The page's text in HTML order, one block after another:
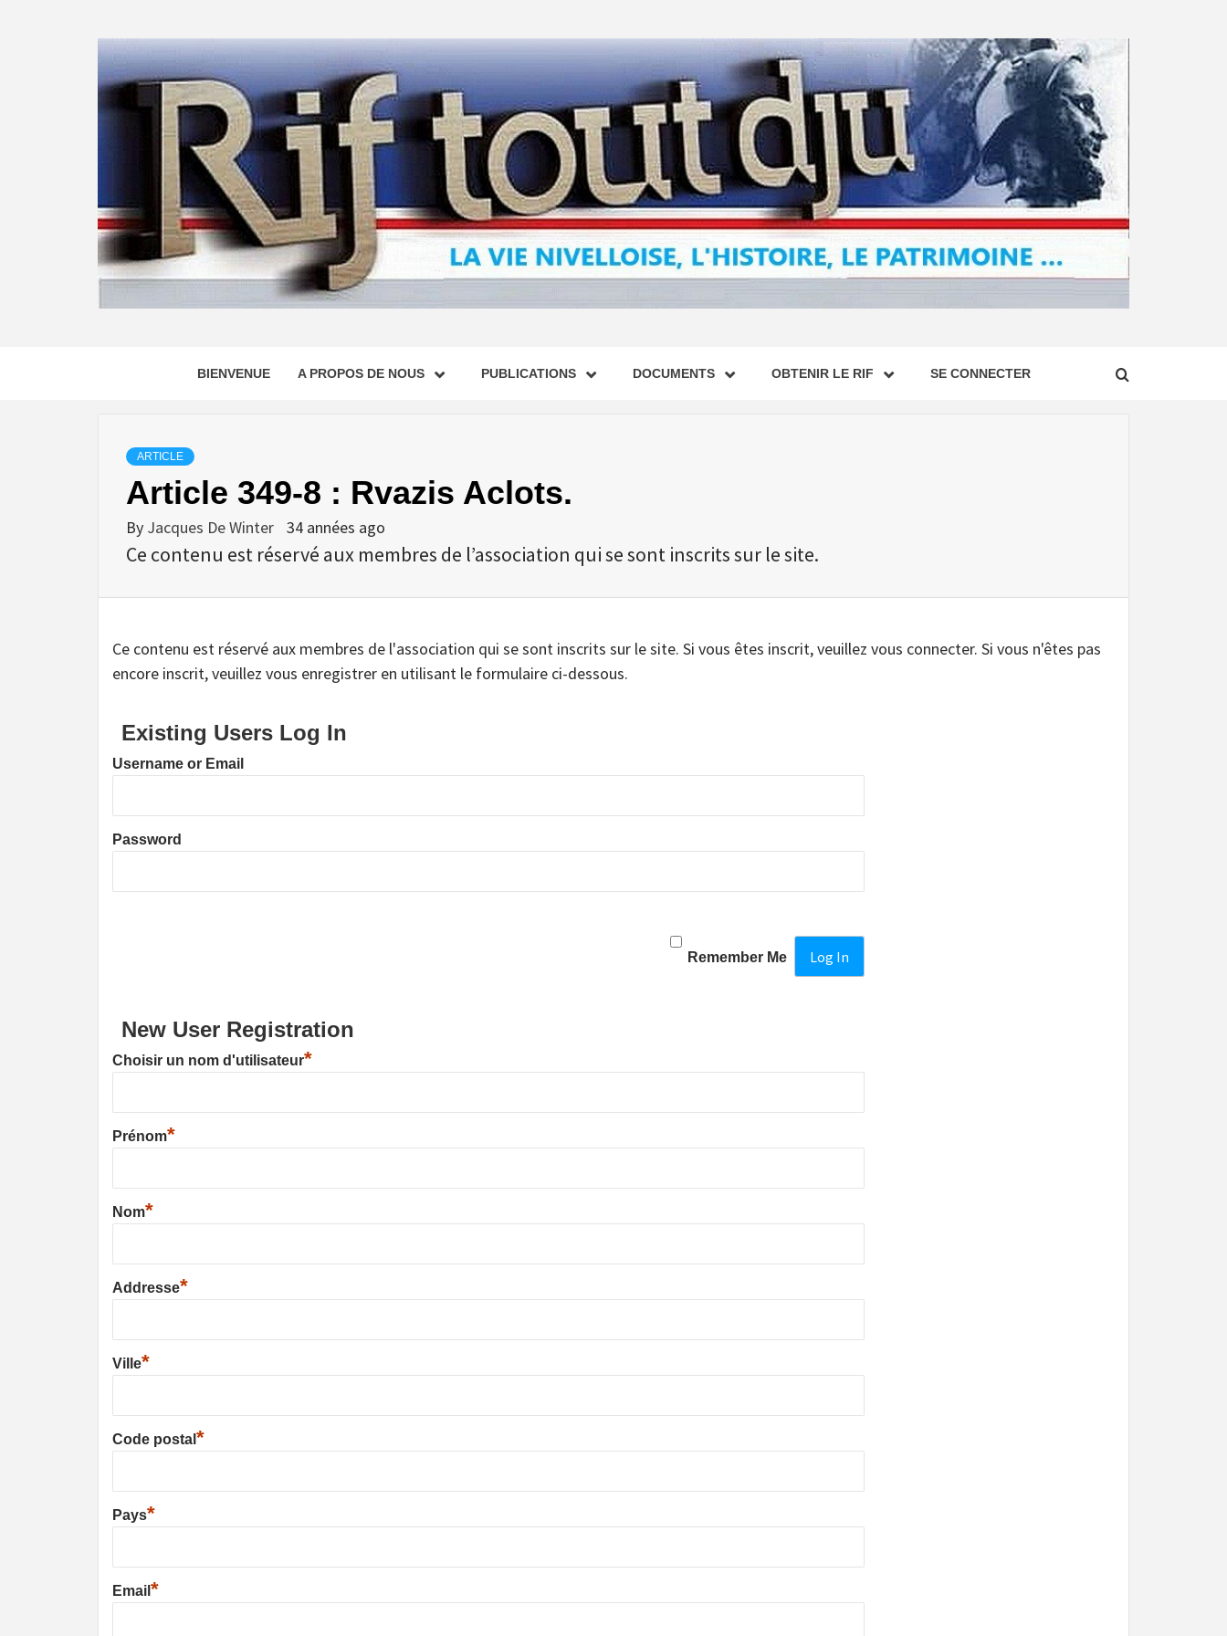
BIENVENUE A PROPOS DE NOUS PUBLICATIONS DOCUMENTS OBTENIR LE RIF SE CONNECTER
ARTICLE
Article 349-8 : Rvazis Aclots.
By Jacques De Winter 34 années ago
Ce contenu est réservé aux membres de l’association qui se sont inscrits sur le site.
Ce contenu est réservé aux membres de l'association qui se sont inscrits sur le site. Si vous êtes inscrit, veuillez vous connecter. Si vous n'êtes pas
encore inscrit, veuillez vous enregistrer en utilisant le formulaire ci-dessous.
Existing Users Log In
Username or Email
Password
Remember Me
New User Registration
Choisir un nom d'utilisateur*
Prénom*
Nom*
Addresse*
Ville*
Code postal *
Pays*
Email *